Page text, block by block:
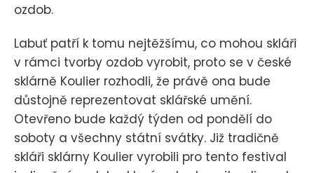
ozdob.
Labuť patří k tomu nejtěžšímu, co mohou skláři
v rámci tvorby ozdob vyrobit, proto se v české
sklárně Koulier rozhodli, že právě ona bude
důstojně reprezentovat sklářské umění.
Otevřeno bude každý týden od pondělí do
soboty a všechny státní svátky. Již tradičně
skláři sklárny Koulier vyrobili pro tento festival